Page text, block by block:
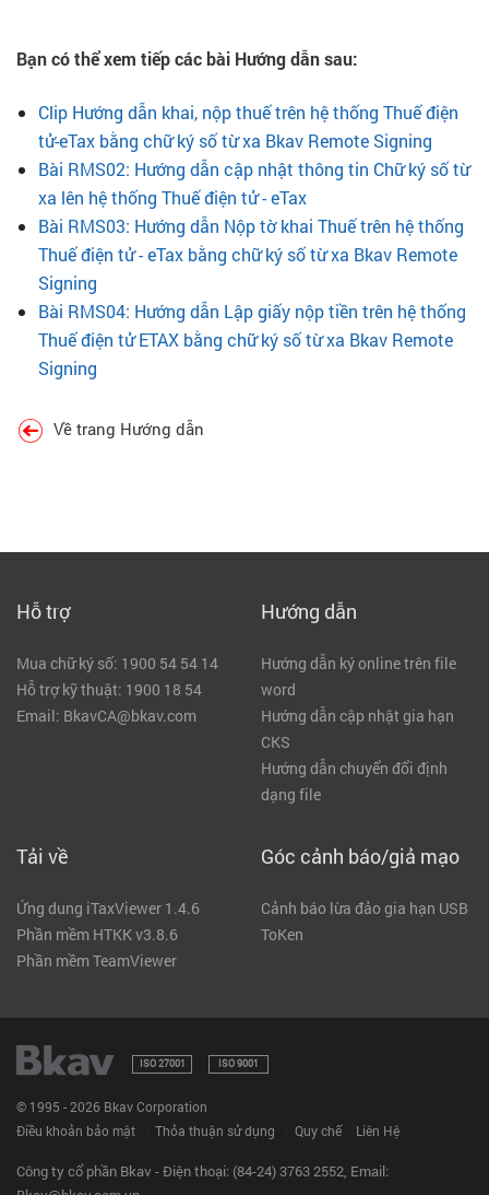
Bạn có thể xem tiếp các bài Hướng dẫn sau:
Clip Hướng dẫn khai, nộp thuế trên hệ thống Thuế điện
tử-eTax bằng chữ ký số từ xa Bkav Remote Signing
Bài RMS02: Hướng dẫn cập nhật thông tin Chữ ký số từ
xa lên hệ thống Thuế điện tử - eTax
Bài RMS03: Hướng dẫn Nộp tờ khai Thuế trên hệ thống
Thuế điện tử - eTax bằng chữ ký số từ xa Bkav Remote
Signing
Bài RMS04: Hướng dẫn Lập giấy nộp tiền trên hệ thống
Thuế điện tử ETAX bằng chữ ký số từ xa Bkav Remote
Signing
Về trang Hướng dẫn
Hỗ trợ
Mua chữ ký số: 1900 54 54 14
Hỗ trợ kỹ thuật: 1900 18 54
Email: BkavCA@bkav.com
Hướng dẫn
Hướng dẫn ký online trên file
word
Hướng dẫn cập nhật gia hạn
CKS
Hướng dẫn chuyển đổi định
dạng file
Tải về
Ứng dung iTaxViewer 1.4.6
Phần mềm HTKK v3.8.6
Phần mềm TeamViewer
Góc cảnh báo/giả mạo
Cảnh báo lừa đảo gia hạn USB
ToKen
ISO 27001 ISO 9001
© 1995 - 2026 Bkav Corporation
Điều khoản bảo mật
Thỏa thuận sử dụng Quy chế Liên Hệ
Công ty cổ phần Bkav - Điện thoại: (84-24) 3763 2552, Email: